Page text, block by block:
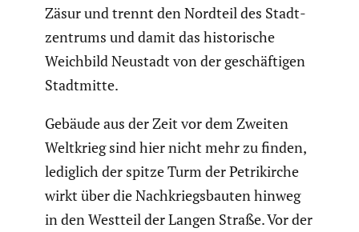
Zäsur und trennt den Nordteil des Stadt­
zen­trums und damit das histo­ri­sche
Weichbild Neustadt von der geschäf­tigen
Stadt­mitte.
Gebäude aus der Zeit vor dem Zweiten
Weltkrieg sind hier nicht mehr zu finden,
lediglich der spitze Turm der Petri­kirche
wirkt über die Nachkriegs­bauten hinweg
in den Westteil der Langen Straße. Vor der